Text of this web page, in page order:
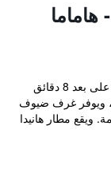
يقع فندق Villa Fontaine Tokyo-Hamamatsucho على بعد 8 دقائق
ويوفر غرف ضيوف
ويقع مطار هانيدا